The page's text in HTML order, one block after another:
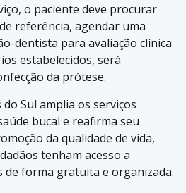
o paciente deve procurar
referência, agendar uma
dentista para avaliação clínica
estabelecidos, será
da prótese.
Sul amplia os serviços
bucal e reafirma seu
da qualidade de vida,
tenham acesso a
de forma gratuita e organizada.